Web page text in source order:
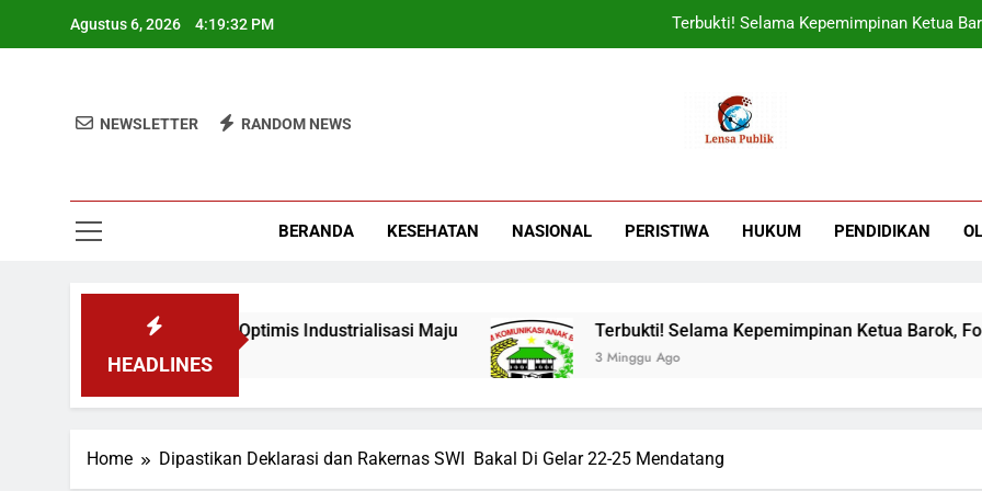
Agustus 6, 2026 4:19:33 PM Terbukti! Selama Kepemimpinan Ketua
PT Tirta Asasta Depok Kembali Raih Anugrah
NEWSLETTER RANDOM NEWS
BERANDA KESEHATAN NASIONAL PERISTIWA HUKUM PENDIDIKAN
HEADLINES
KKN, Wamen: Optimis Industrialisasi Maju Terbukti! Selama Kepemimpinan Ketua Barok,
3 Minggu Ago
Home Dipastikan Deklarasi dan Rakernas SWI Bakal Di Gelar 22-25 Mendatang